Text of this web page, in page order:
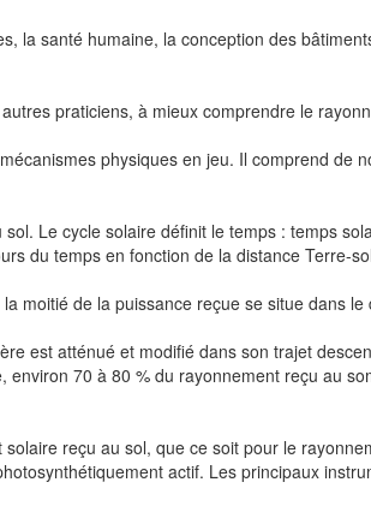
la santé humaine, la conception des
praticiens, à mieux comprendre le
physiques en jeu. Il comprend de
Le cycle solaire définit le temps : temps
du temps en fonction de la distance Terre-
moitié de la puissance reçue se situe dans le
est atténué et modifié dans son trajet
70 à 80 % du rayonnement reçu au
reçu au sol, que ce soit pour le
actif. Les principaux